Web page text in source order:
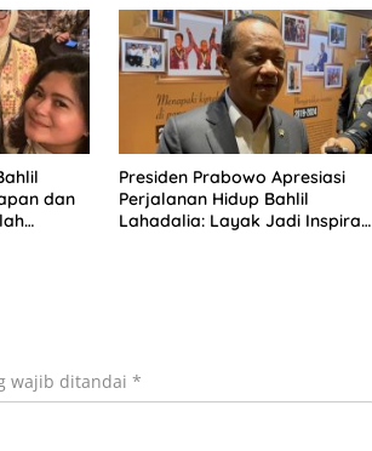
dan
Presiden Prabowo Apresiasi
Perjalanan Hidup Bahlil
Lahadalia: Layak Jadi Inspirasi
wajib ditandai *